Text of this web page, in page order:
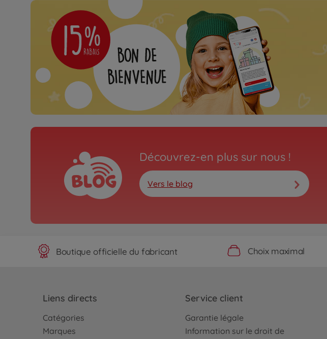
Découvrez-en plus sur nous !
Vers le blog
Boutique officielle du fabricant Choix maximal
Liens directs
Catégories
Marques
Service client
Garantie légale
Information sur le droit de